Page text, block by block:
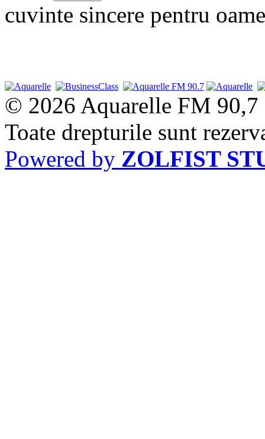
cuvinte sincere pentru
© 2026 Aquarelle FM 90,7
Toate drepturile sunt
Powered by ZOLFIST